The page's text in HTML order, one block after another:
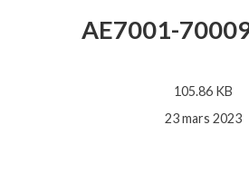
AE7001-
105.86 KB
23 mars 2023